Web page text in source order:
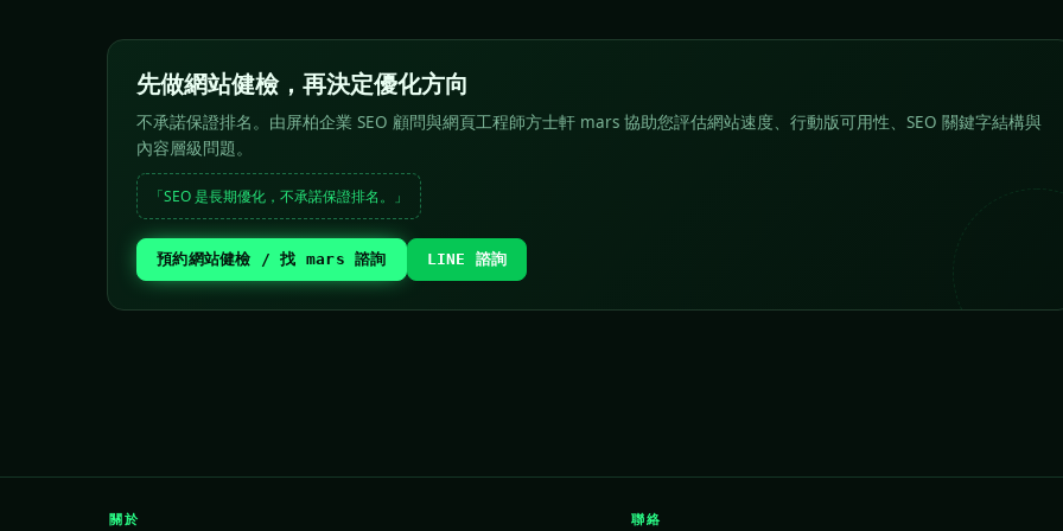
先做網站健檢，再決定優化方向
不承諾保證排名。由屏柏企業 SEO 顧問與網頁工程師方士軒 mars 協助您評估網站速度、行動版可用性、SEO 關鍵字結構與
內容層級問題。
「SEO 是長期優化，不承諾保證排名。」
預約網站健檢 / 找 mars 諮詢 LINE 諮詢
關於 聯絡